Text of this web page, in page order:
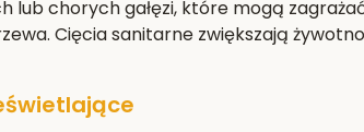
lub chorych gałęzi, które mogą
Cięcia sanitarne zwiększają